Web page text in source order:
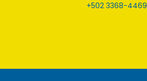
+502 3368-4469